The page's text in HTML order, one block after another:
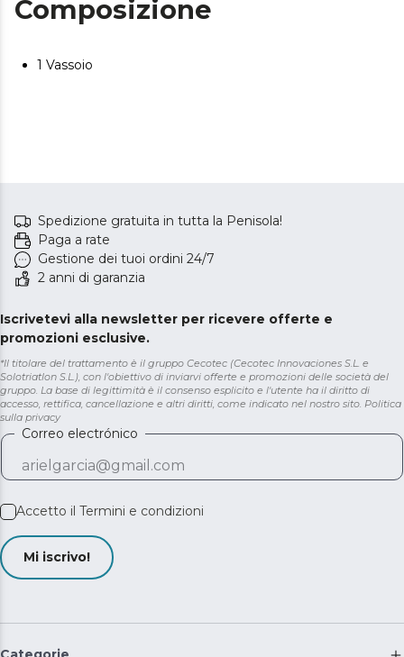
Composizione
1 Vassoio
Spedizione gratuita in tutta la Penisola!
Paga a rate
Gestione dei tuoi ordini 24/7
2 anni di garanzia
Iscrivetevi alla newsletter per ricevere offerte e
promozioni esclusive.
*Il titolare del trattamento è il gruppo Cecotec (Cecotec Innovaciones S.L. e
Solotriatlon S.L.), con l'obiettivo di inviarvi offerte e promozioni delle società del
gruppo. La base di legittimità è il consenso esplicito e l'utente ha il diritto di
accesso, rettifica, cancellazione e altri diritti, come indicato nel nostro sito. Politica
sulla privacy
Correo electrónico
Accetto il Termini e condizioni
Mi iscrivo!